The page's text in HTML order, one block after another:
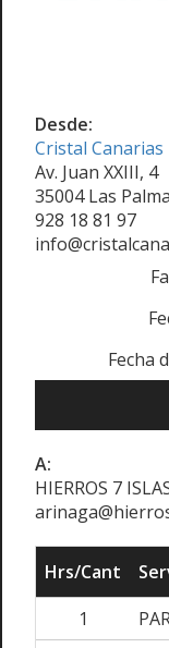
Desde:
Cristal Canarias
Av. Juan XXIII, 4
35004 Las
928 18 81 97
Fecha
A:
HIERROS 7
Hrs/Cant
1